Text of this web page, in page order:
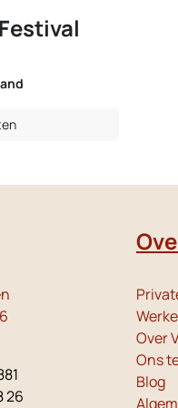
26
Over
Ons
Blog